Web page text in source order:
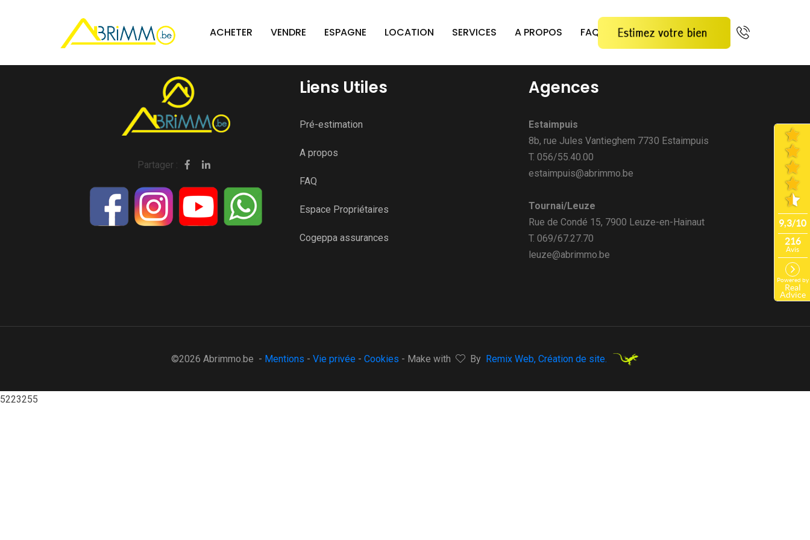
ACHETER VENDRE ESPAGNE LOCATION SERVICES A PROPOS FAQ
Partager :
Liens Utiles
Pré-estimation
A propos
FAQ
Espace Propriétaires
Cogeppa assurances
Agences
Estaimpuis
8b, rue Jules Vantieghem 7730 Estaimpuis
T. 056/55.40.00
estaimpuis@abrimmo.be
Tournai/Leuze
Rue de Condé 15, 7900 Leuze-en-Hainaut
T. 069/67.27.70
leuze@abrimmo.be
©2026 Abrimmo.be - Mentions - Vie privée - Cookies - Make with By Remix Web, Création de site.
5223255